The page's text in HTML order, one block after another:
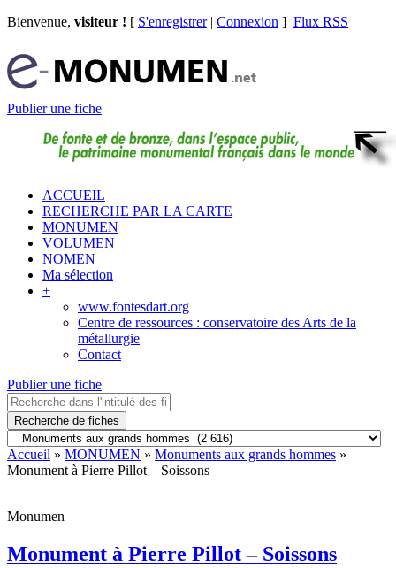
Bienvenue, visiteur ! [ S'enregistrer| Connexion ] Flux RSS
Publier une fiche
ACCUEIL
RECHERCHE PAR LA CARTE
MONUMEN
VOLUMEN
NOMEN
Ma sélection
+
www.fontesdart.org
Centre de ressources : conservatoire des Arts de la
métallurgie
Contact
Publier une fiche
Recherche de fiches
Accueil » MONUMEN » Monuments aux grands hommes »
Monument à Pierre Pillot – Soissons
Monumen
Monument à Pierre Pillot – Soissons